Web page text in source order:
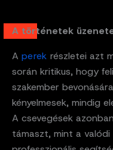
A történetek
A perek részletei azt
során kritikus, hogy
szakember
kényelmesek, mindig
A csevegések
támaszt, mint a